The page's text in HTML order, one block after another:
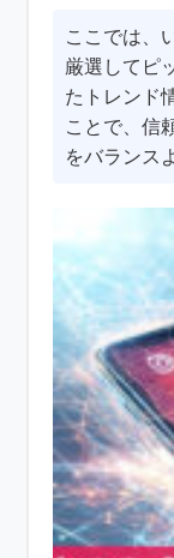
ここでは、
厳選してピ
たトレンド
ことで、信
をバランス